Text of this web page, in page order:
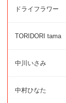
ドライフラワー
TORIDORI tama
中川いさみ
中村ひなた